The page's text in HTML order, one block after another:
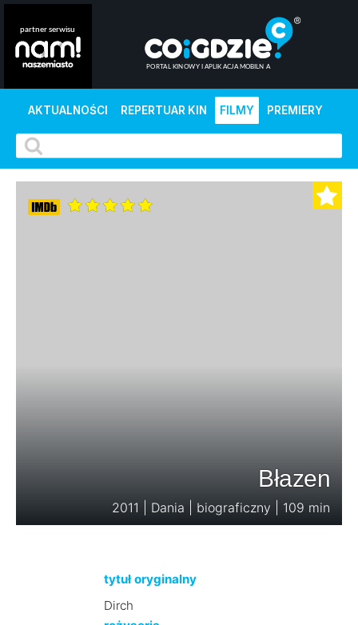
AKTUALNOŚCI REPERTUAR KIN FILMY PREMIERY
Błazen
2011 | Dania | biograficzny | 109 min
tytuł oryginalny
Dirch